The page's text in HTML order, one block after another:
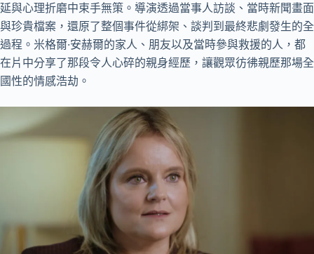
延與心理折磨中束手無策。導演透過當事人訪談、當時新聞畫面
與珍貴檔案，還原了整個事件從綁架、談判到最終悲劇發生的全
過程。米格爾·安赫爾的家人、朋友以及當時參與救援的人，都
在片中分享了那段令人心碎的親身經歷，讓觀眾彷彿親歷那場全
國性的情感浩劫。